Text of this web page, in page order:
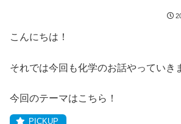
こんにちは！
それでは今回も化学のお話やっていき
今回のテーマはこちら！